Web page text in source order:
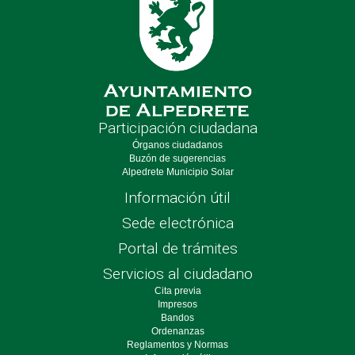
Participación ciudadana
Órganos ciudadanos
Buzón de sugerencias
Alpedrete Municipio Solar
Información útil
Sede electrónica
Portal de trámites
Servicios al ciudadano
Cita previa
Impresos
Bandos
Ordenanzas
Reglamentos y Normas